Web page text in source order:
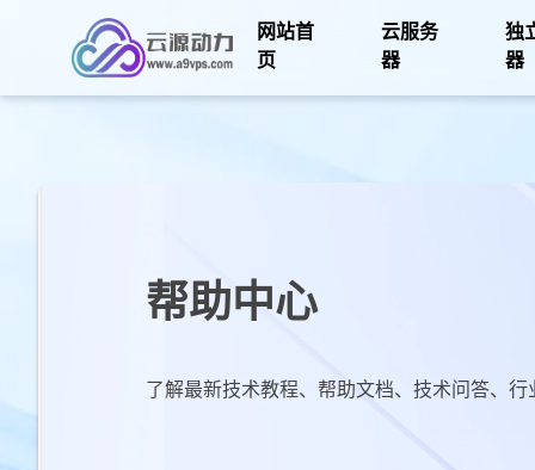
网站首
页
云服务
器
独
器
帮助中心
了解最新技术教程、帮助文档、技术问答、